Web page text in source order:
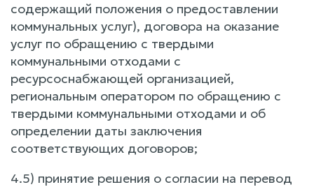
содержащий положения о предоставлении
коммунальных услуг), договора на оказание
услуг по обращению с твердыми
коммунальными отходами с
ресурсоснабжающей организацией,
региональным оператором по обращению с
твердыми коммунальными отходами и об
определении даты заключения
соответствующих договоров;
4.5) принятие решения о согласии на перевод